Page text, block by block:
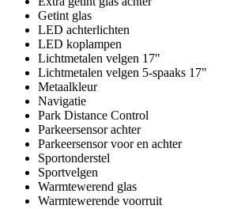
Getint glas
LED achterlichten
LED koplampen
Lichtmetalen velgen 17"
Lichtmetalen velgen 5-spaaks 17"
Metaalkleur
Navigatie
Park Distance Control
Parkeersensor achter
Parkeersensor voor en achter
Sportonderstel
Sportvelgen
Warmtewerend glas
Warmtewerende voorruit